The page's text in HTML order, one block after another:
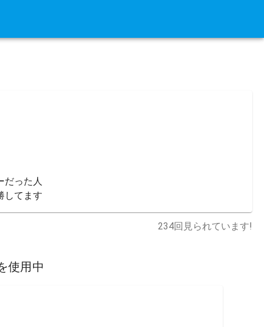
だった人
してます
234回見られています!
使用中